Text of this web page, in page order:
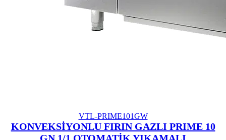
VTL-PRIME101GW
KONVEKSİYONLU FIRIN GAZLI PRIME 10